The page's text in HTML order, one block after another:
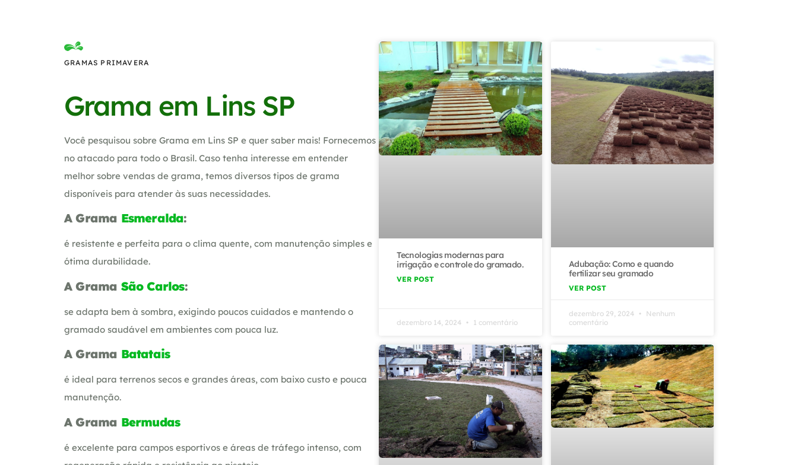
GRAMAS PRIMAVERA
Grama em Lins SP
Você pesquisou sobre Grama em Lins SP e quer saber mais! Fornecemos
no atacado para todo o Brasil. Caso tenha interesse em entender
melhor sobre vendas de grama, temos diversos tipos de grama
disponíveis para atender às suas necessidades.
A Grama Esmeralda:
é resistente e perfeita para o clima quente, com manutenção simples e
ótima durabilidade.
A Grama São Carlos:
se adapta bem à sombra, exigindo poucos cuidados e mantendo o
gramado saudável em ambientes com pouca luz.
A Grama Batatais
é ideal para terrenos secos e grandes áreas, com baixo custo e pouca
manutenção.
A Grama Bermudas
é excelente para campos esportivos e áreas de tráfego intenso, com
Tecnologias modernas para
irrigação e controle do gramado.
VER POST
dezembro 14, 2024 1 comentário
Adubação: Como e quando
fertilizar seu gramado
VER POST
dezembro 29, 2024
Nenhum
comentário